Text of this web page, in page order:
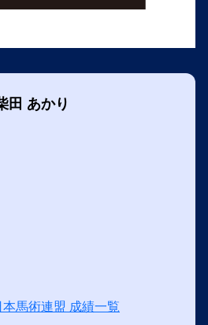
田 あかり
本馬術連盟 成績一覧